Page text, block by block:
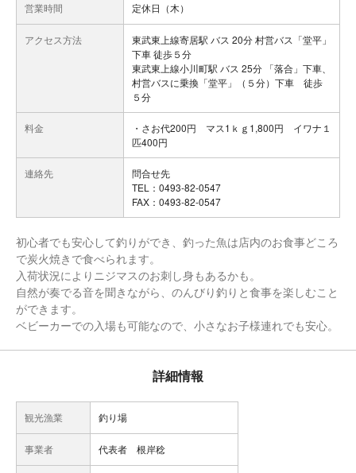
営業時間 定休日（木）
アクセス方法
東武東上線寄居駅 バス 20分 村営バス「堂平」
下車 徒歩５分
東武東上線小川町駅 バス 25分 「落合」下車、
村営バスに乗換「堂平」（５分）下車 徒歩
５分
料金
・さお代200円 マス1ｋｇ1,800円 イワナ１
匹400円
連絡先
問合せ先
TEL：0493-82-0547
FAX：0493-82-0547
初心者でも安心して釣りができ、釣った魚は店内のお食事どころ
で炭火焼きで食べられます。
入荷状況によりニジマスのお刺し身もあるかも。
自然が奏でる音を聞きながら、のんびり釣りと食事を楽しむこと
ができます。
ベビーカーでの入場も可能なので、小さなお子様連れでも安心。
詳細情報
観光漁業 釣り場
事業者 代表者 根岸稔